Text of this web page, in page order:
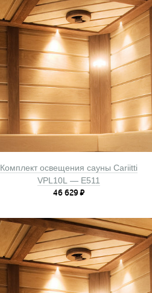
Комплект освещения сауны Cariitti
VPL10L — E511
46 629₽